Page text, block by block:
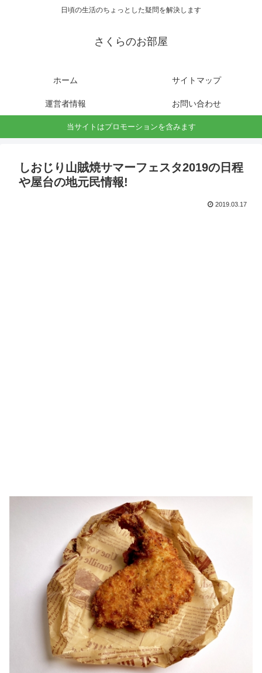
日頃の生活のちょっとした疑問を解決します
さくらのお部屋
ホーム サイトマップ
運営者情報 お問い合わせ
当サイトはプロモーションを含みます
しおじり山賊焼サマーフェスタ2019の日程
や屋台の地元民情報!
2019.03.17